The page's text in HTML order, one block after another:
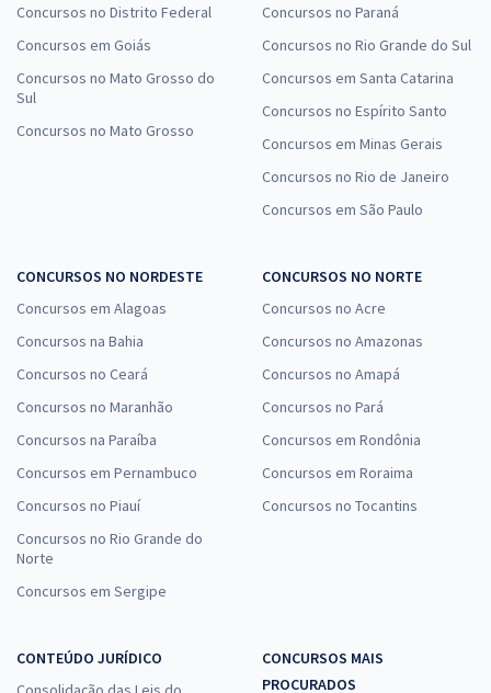
Concursos no Distrito Federal
Concursos em Goiás
Concursos no Mato Grosso do
Sul
Concursos no Mato Grosso
Concursos no Paraná
Concursos no Rio Grande do Sul
Concursos em Santa Catarina
Concursos no Espírito Santo
Concursos em Minas Gerais
Concursos no Rio de Janeiro
Concursos em São Paulo
CONCURSOS NO NORDESTE
Concursos em Alagoas
Concursos na Bahia
Concursos no Ceará
Concursos no Maranhão
Concursos na Paraíba
Concursos em Pernambuco
Concursos no Piauí
Concursos no Rio Grande do
Norte
Concursos em Sergipe
CONCURSOS NO NORTE
Concursos no Acre
Concursos no Amazonas
Concursos no Amapá
Concursos no Pará
Concursos em Rondônia
Concursos em Roraima
Concursos no Tocantins
CONTEÚDO JURÍDICO
CONCURSOS MAIS
PROCURADOS